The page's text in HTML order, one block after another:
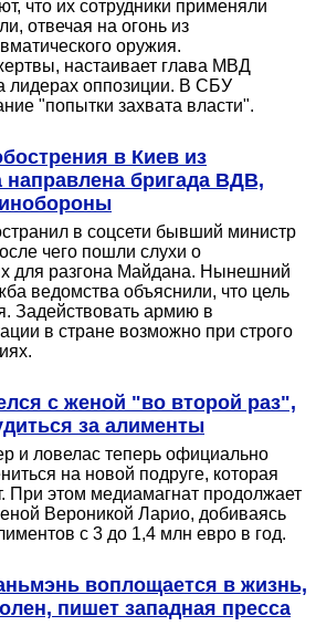
что их сотрудники применяли
отвечая на огонь из
оружия.
настаивает глава МВД
лидерах оппозиции. В СБУ
"попытки захвата власти".
в Киев из
направлена бригада ВДВ,
в соцсети бывший министр
чего пошли слухи о
для разгона Майдана. Нынешний
ведомства объяснили, что цель
Задействовать армию в
в стране возможно при строго
с женой "во второй раз",
за алименты
и ловелас теперь официально
на новой подруге, которая
При этом медиамагнат продолжает
Вероникой Ларио, добиваясь
с 3 до 1,4 млн евро в год.
воплощается в жизнь,
пишет западная пресса